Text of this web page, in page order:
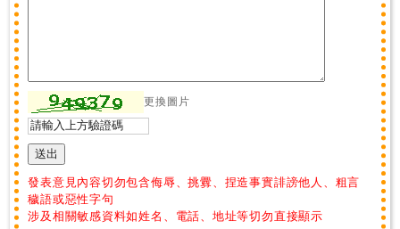
公
立
醫
院
更換圖片
發表意見內容切勿包含侮辱、挑釁、捏造事實誹謗他人、粗言
穢語或惡性字句
涉及相關敏感資料如姓名、電話、地址等切勿直接顯示